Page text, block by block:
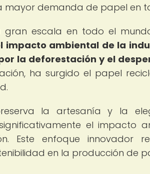
mayor demanda de papel en
escala en todo el
impacto ambiental de la
la deforestación y el
ha surgido el papel
la artesanía y la
el impacto
Este enfoque innovador
en la producción de